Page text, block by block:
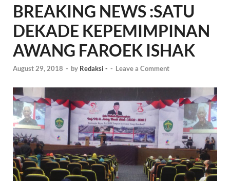
BREAKING NEWS :SATU
DEKADE KEPEMIMPINAN
AWANG FAROEK ISHAK
August 29, 2018 - by Redaksi - - Leave a Comment